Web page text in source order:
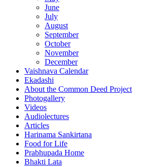
June
July
August
September
October
November
December
Vaishnava Calendar
Ekadashi
About the Common Deed Project
Photogallery
Videos
Audiolectures
Articles
Harinama Sankirtana
Food for Life
Prabhupada Home
Bhakti Lata